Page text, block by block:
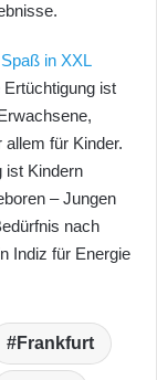
in XXL
ist
für Kinder.
ist Kindern
– Jungen
nach
Indiz für Energie
Frankfurt